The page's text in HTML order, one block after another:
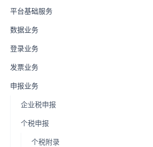
平台基础服务
数据业务
登录业务
发票业务
申报业务
企业税申报
个税申报
个税附录